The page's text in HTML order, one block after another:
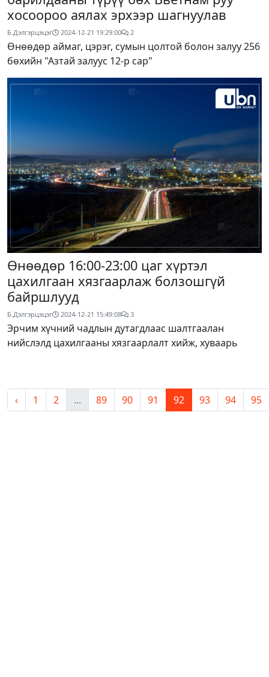
хосоороо аялах эрхээр шагнуулав
Б.Дэлгэрцэцэг 2024-12-21 19:29:00 2
Өнөөдөр аймаг, цэрэг, сумын цолтой болон залуу 256
бөхийн "Азтай залуус 12-р сар"
Өнөөдөр 16:00-23:00 цаг хүртэл
цахилгаан хязгаарлаж болзошгүй
байршлууд
Б.Дэлгэрцэцэг 2024-12-21 15:49:08 3
Эрчим хүчний чадлын дутагдлаас шалтгаалан
нийслэлд цахилгааны хязгаарлалт хийж, хуваарь
‹ 1 2 ... 89 90 91 92 93 94 95